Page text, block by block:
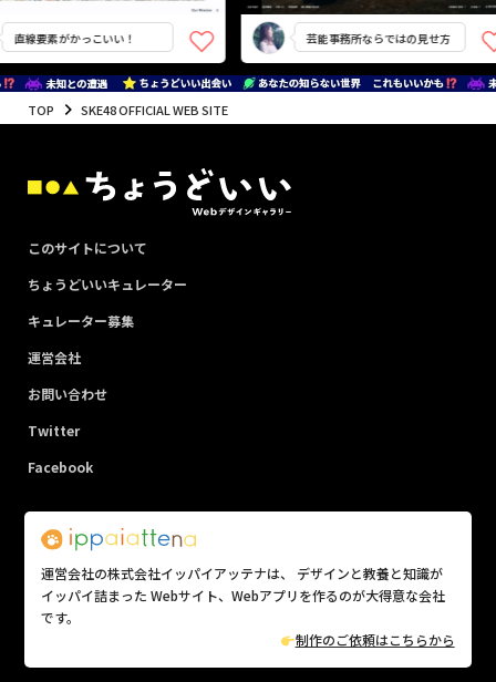
直線要素がかっこいい！ 芸能事務所ならではの見せ方
TOP SKE48 OFFICIAL WEB SITE
このサイトについて
ちょうどいいキュレーター
キュレーター募集
運営会社
お問い合わせ
Twitter
Facebook
運営会社の株式会社イッパイアッテナは、 デザインと教養と知識が
イッパイ詰まった Webサイト、Webアプリを作るのが大得意な会社
です。
制作のご依頼はこちらから